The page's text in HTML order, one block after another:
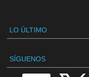
LO ÚLTIMO
SÍGUENOS